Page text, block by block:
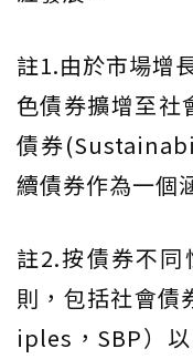
註1.由於市場增
色債券擴增至
債券
續債券作為一個
註2.按債券不
則，包括社會
iples，SBP）